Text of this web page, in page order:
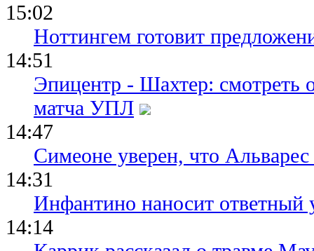
15:02
Ноттингем готовит
14:51
Эпицентр - Шахтер: смотреть
матча УПЛ
14:47
Симеоне уверен, что Альварес
14:31
Инфантино наносит ответный
14:14